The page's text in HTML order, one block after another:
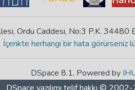
Ordu Caddesi, No:3 P.K. 34480
İçerikte herhangi bir hata görürseniz
DSpace 8.1, Powered by